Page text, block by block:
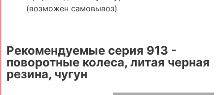
(возможен самовывоз)
Рекомендуемые серия 913 -
поворотные колеса, литая черная
резина, чугун